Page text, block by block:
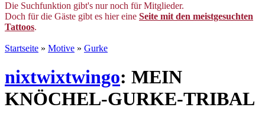
Die Suchfunktion gibt's nur noch für Mitglieder.
Doch für die Gäste gibt es hier eine Seite mit den meistgesuchten
Tattoos.
Startseite » Motive » Gurke
nixtwixtwingo: MEIN
KNÖCHEL-GURKE-TRIBAL